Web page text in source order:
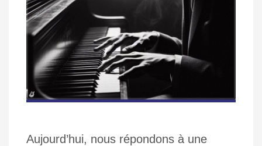
Aujourd’hui, nous répondons à une